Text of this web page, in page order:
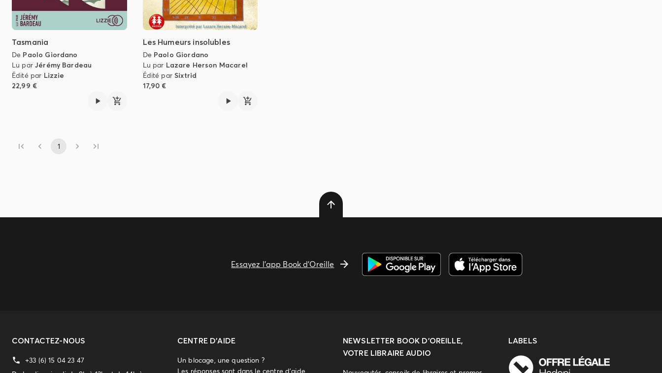
Tasmania
De Paolo Giordano
Lu parJérémy Bardeau
Édité par Lizzie
22,99 €
Les Humeurs insolubles
De Paolo Giordano
Lu par Lazare Herson Macarel
Édité par Sixtrid
17,90 €
1
Essayez l'app Book d'Oreille
CONTACTEZ-NOUS
+33 (6) 15 04 23 47
CENTRE D'AIDE
Un blocage, une question ?
Les réponses sont dans le centre d'aide.
NEWSLETTER BOOK D’OREILLE,
VOTRE LIBRAIRE AUDIO
LABELS